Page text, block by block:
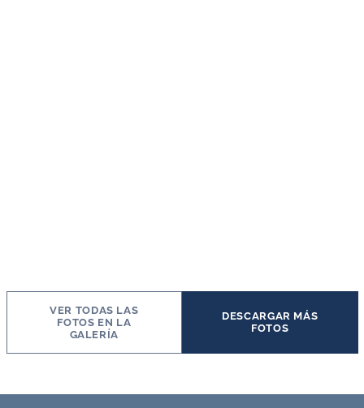
VER TODAS LAS
FOTOS EN LA
GALERÍA
DESCARGAR MÁS
FOTOS